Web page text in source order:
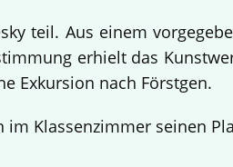
teil. Aus einem
erhielt das
Exkursion nach Förstgen.
Klassenzimmer seinen